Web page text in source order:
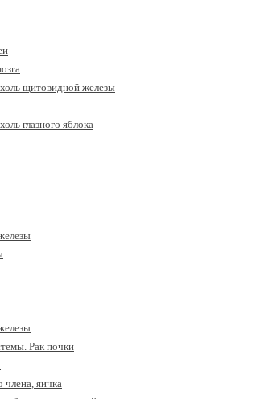
щитовидной железы
глазного яблока
Рак почки
члена, яичка